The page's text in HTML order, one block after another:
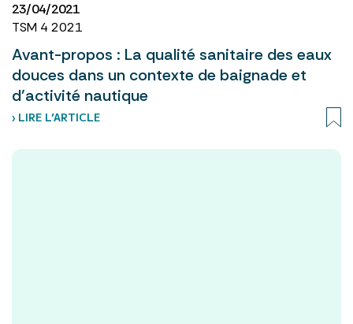
23/04/2021
TSM 4 2021
Avant-propos : La qualité sanitaire des eaux
douces dans un contexte de baignade et
d’activité nautique
› LIRE L’ARTICLE